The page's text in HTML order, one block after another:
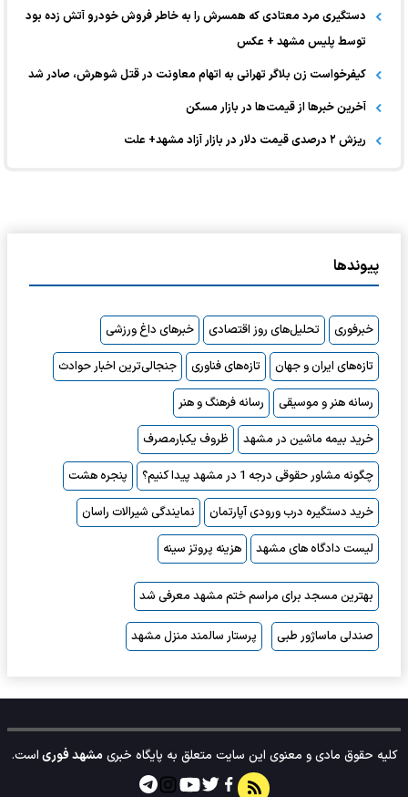
دستگیری مرد معتادی که همسرش را به خاطر فروش خودرو آتش زده بود
توسط پلیس مشهد + عکس
کیفرخواست زن بلاگر تهرانی به اتهام معاونت در قتل شوهرش، صادر شد
آخرین خبر‌ها از قیمت‌ها در بازار مسکن
ریزش ۲ درصدی قیمت دلار در بازار آزاد مشهد+ علت
پیوندها
خبرفوری تحلیل‌های روز اقتصادی
خبرهای داغ ورزشی
تازه‌های ایران و جهان
تازه‌های فناوری
جنجالی‌ترین اخبار حوادث
رسانه هنر و موسیقی
رسانه فرهنگ و هنر
خرید بیمه ماشین در مشهد
ظروف یکبارمصرف
چگونه مشاور حقوقی درجه 1 در مشهد پیدا کنیم؟
پنجره هشت
خرید دستگیره درب ورودی آپارتمان
نمایندگی شیرالات راسان
لیست دادگاه های مشهد
هزینه پروتز سینه
بهترین مسجد برای مراسم ختم مشهد معرفی شد
صندلی ماساژور طبی پرستار سالمند منزل مشهد
کلیه حقوق مادی و معنوی این سایت متعلق به پایگاه خبریمشهد فوریاست.